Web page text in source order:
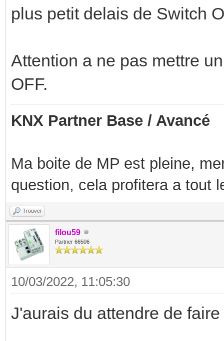
plus petit delais de Switch
Attention a ne pas mettre
OFF.
KNX Partner Base / Avancé
Ma boite de MP est pleine,
question, cela profitera a tout
Trouver
filou59
Partner 66506
10/03/2022, 11:05:30
J'aurais du attendre de